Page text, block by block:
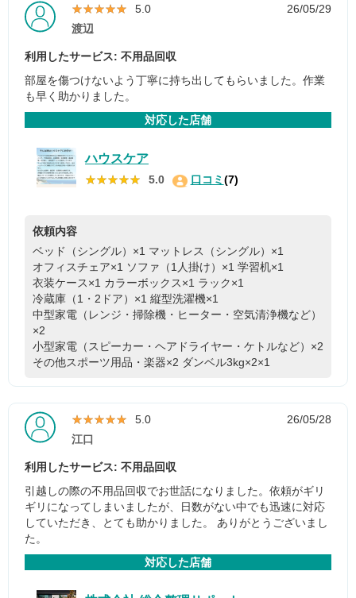
★★★★★
★★★★★ 5.0
26/05/29
渡辺
利用したサービス: 不用品回収
部屋を傷つけないよう丁寧に持ち出してもらいました。作業
も早く助かりました。
対応した店舗
ハウスケア
★★★★★
★★★★★ 5.0 口コミ(7)
依頼内容
ベッド（シングル）×1 マットレス（シングル）×1
オフィスチェア×1 ソファ（1人掛け）×1 学習机×1
衣装ケース×1 カラーボックス×1 ラック×1
冷蔵庫（1・2ドア）×1 縦型洗濯機×1
中型家電（レンジ・掃除機・ヒーター・空気清浄機など）
×2
小型家電（スピーカー・ヘアドライヤー・ケトルなど）×2
その他スポーツ用品・楽器×2 ダンベル3kg×2×1
★★★★★
★★★★★ 5.0
26/05/28
江口
利用したサービス: 不用品回収
引越しの際の不用品回収でお世話になりました。依頼がギリ
ギリになってしまいましたが、日数がない中でも迅速に対応
していただき、とても助かりました。 ありがとうございまし
た。
対応した店舗